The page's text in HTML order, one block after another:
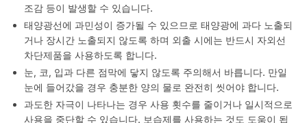
조감 등이 발생할 수 있습니다.
태양광선에 과민성이 증가될 수 있으므로 태양광에 과다 노출되
거나 장시간 노출되지 않도록 하며 외출 시에는 반드시 자외선
차단제품을 사용하도록 합니다.
눈, 코, 입과 다른 점막에 닿지 않도록 주의해서 바릅니다. 만일
눈에 들어갔을 경우 충분한 양의 물로 완전히 씻어야 합니다.
과도한 자극이 나타나는 경우 사용 횟수를 줄이거나 일시적으로
사용을 중단할 수 있습니다. 보습제를 사용하는 것도 도움이 됩